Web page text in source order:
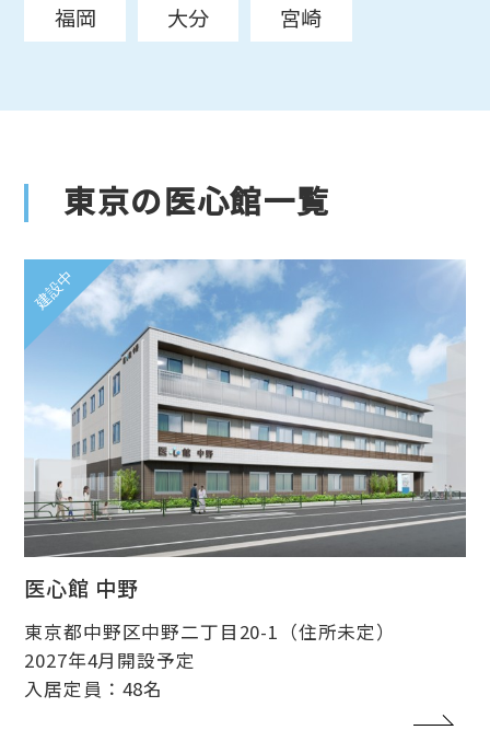
福岡 大分 宮崎
東京の医心館一覧
医心館 中野
東京都中野区中野二丁目20-1（住所未定）
2027年4月開設予定
入居定員：48名